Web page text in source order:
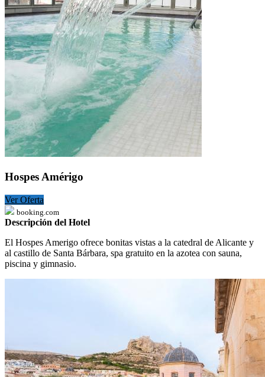
Hospes Amérigo
Ver Oferta
booking.com
Descripción del Hotel
El Hospes Amerigo ofrece bonitas vistas a la catedral de Alicante y
al castillo de Santa Bárbara, spa gratuito en la azotea con sauna,
piscina y gimnasio.